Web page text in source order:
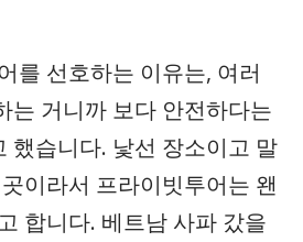
를 선호하는 이유는, 여러
는 거니까 보다 안전하다는
했습니다. 낯선 장소이고 말
이라서 프라이빗투어는 왠
합니다. 베트남 사파 갔을